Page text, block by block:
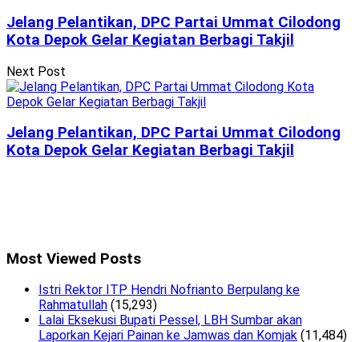
Jelang Pelantikan, DPC Partai Ummat Cilodong
Kota Depok Gelar Kegiatan Berbagi Takjil
Next Post
Jelang Pelantikan, DPC Partai Ummat Cilodong
Kota Depok Gelar Kegiatan Berbagi Takjil
Most Viewed Posts
Istri Rektor ITP Hendri Nofrianto Berpulang ke
Rahmatullah (15,293)
Lalai Eksekusi Bupati Pessel, LBH Sumbar akan
Laporkan Kejari Painan ke Jamwas dan Komjak (11,484)